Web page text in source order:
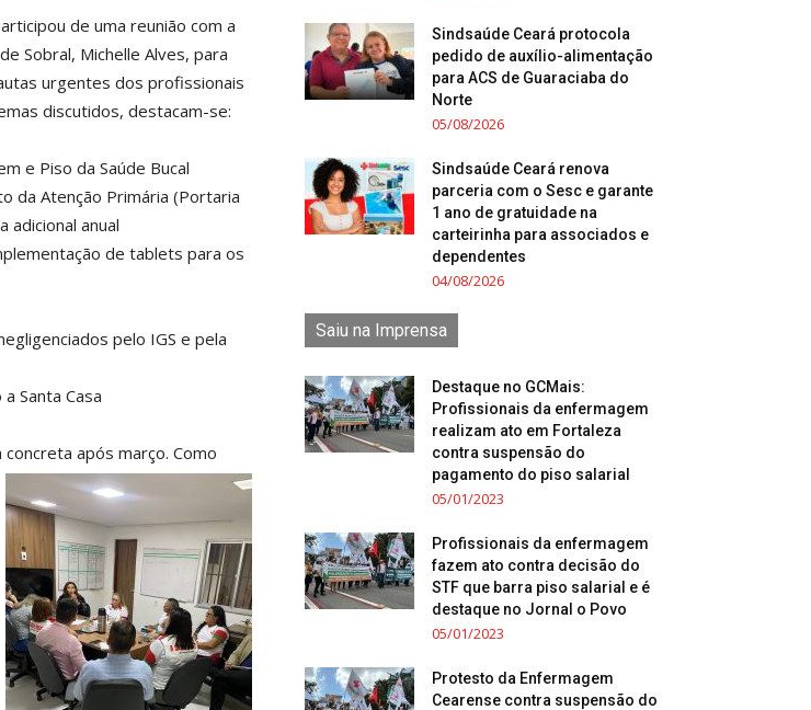
de uma reunião com a
Sobral, Michelle Alves, para
urgentes dos profissionais
discutidos, destacam-se:
e Piso da Saúde Bucal
da Atenção Primária (Portaria
adicional anual
de tablets para os
pelo IGS e pela
Santa Casa
após março. Como
Sindsaúde Ceará protocola
pedido de auxílio-alimentação
para ACS de Guaraciaba do
Norte
05/08/2026
Sindsaúde Ceará renova
parceria com o Sesc e garante
1 ano de gratuidade na
carteirinha para associados e
dependentes
04/08/2026
Saiu na Imprensa
Destaque no GCMais:
Profissionais da enfermagem
realizam ato em Fortaleza
contra suspensão do
pagamento do piso salarial
05/01/2023
Profissionais da enfermagem
fazem ato contra decisão do
STF que barra piso salarial e é
destaque no Jornal o Povo
05/01/2023
Protesto da Enfermagem
Cearense contra suspensão do